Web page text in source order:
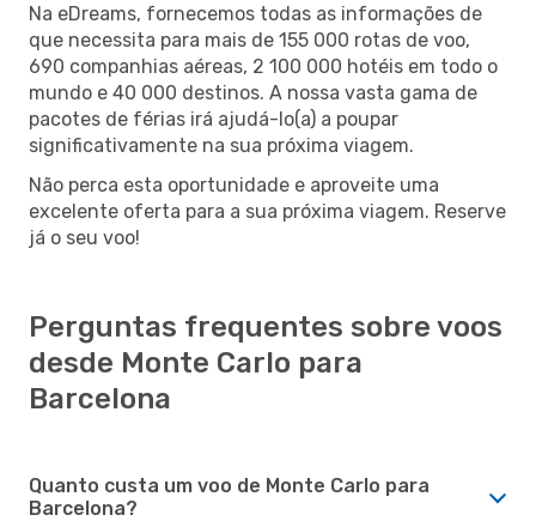
Na eDreams, fornecemos todas as informações de
que necessita para mais de 155 000 rotas de voo,
690 companhias aéreas, 2 100 000 hotéis em todo o
mundo e 40 000 destinos. A nossa vasta gama de
pacotes de férias irá ajudá-lo(a) a poupar
significativamente na sua próxima viagem.
Não perca esta oportunidade e aproveite uma
excelente oferta para a sua próxima viagem. Reserve
já o seu voo!
Perguntas frequentes sobre voos
desde Monte Carlo para
Barcelona
Quanto custa um voo de Monte Carlo para
Barcelona?